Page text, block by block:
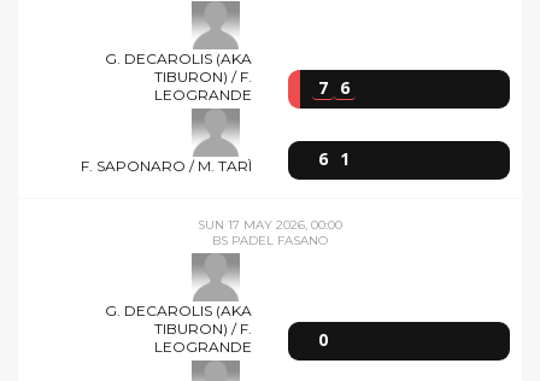
G. DECAROLIS (AKA
TIBURON) / F.
LEOGRANDE
7 6
F. SAPONARO / M. TARÌ 6 1
SUN 17 MAY 2026, 00:00
BS PADEL FASANO
G. DECAROLIS (AKA
TIBURON) / F.
LEOGRANDE
0